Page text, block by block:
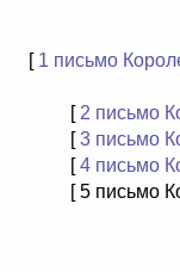
[ 1 письмо
[ 2 письмо
[3 письмо
[4 письмо
[ 5 письмо